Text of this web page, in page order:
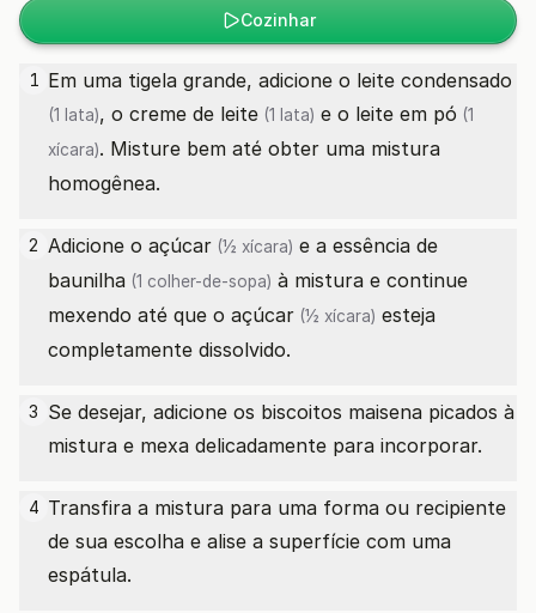
Cozinhar
1 Em uma tigela grande, adicione o leite condensado
(1 lata), o creme de leite (1 lata) e o leite em pó (1
xícara). Misture bem até obter uma mistura
homogênea.
2 Adicione o açúcar (½ xícara) e a essência de
baunilha (1 colher-de-sopa) à mistura e continue
mexendo até que o açúcar (½ xícara) esteja
completamente dissolvido.
3 Se desejar, adicione os biscoitos maisena picados à
mistura e mexa delicadamente para incorporar.
4 Transfira a mistura para uma forma ou recipiente
de sua escolha e alise a superfície com uma
espátula.